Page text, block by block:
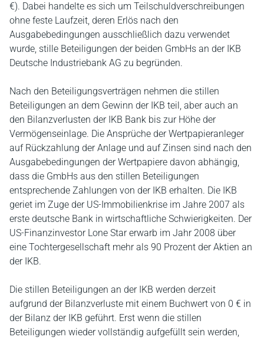
€). Dabei handelte es sich um Teilschuldverschreibungen
ohne feste Laufzeit, deren Erlös nach den
Ausgabebedingungen ausschließlich dazu verwendet
wurde, stille Beteiligungen der beiden GmbHs an der IKB
Deutsche Industriebank AG zu begründen.
Nach den Beteiligungsverträgen nehmen die stillen
Beteiligungen an dem Gewinn der IKB teil, aber auch an
den Bilanzverlusten der IKB Bank bis zur Höhe der
Vermögenseinlage. Die Ansprüche der Wertpapieranleger
auf Rückzahlung der Anlage und auf Zinsen sind nach den
Ausgabebedingungen der Wertpapiere davon abhängig,
dass die GmbHs aus den stillen Beteiligungen
entsprechende Zahlungen von der IKB erhalten. Die IKB
geriet im Zuge der US-Immobilienkrise im Jahre 2007 als
erste deutsche Bank in wirtschaftliche Schwierigkeiten. Der
US-Finanzinvestor Lone Star erwarb im Jahr 2008 über
eine Tochtergesellschaft mehr als 90 Prozent der Aktien an
der IKB.
Die stillen Beteiligungen an der IKB werden derzeit
aufgrund der Bilanzverluste mit einem Buchwert von 0 € in
der Bilanz der IKB geführt. Erst wenn die stillen
Beteiligungen wieder vollständig aufgefüllt sein werden,